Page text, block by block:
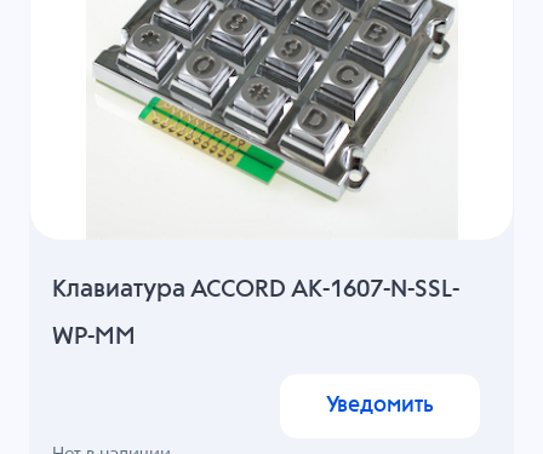
Клавиатура ACCORD AK-1607-N-SSL-
WP-MM
Уведомить